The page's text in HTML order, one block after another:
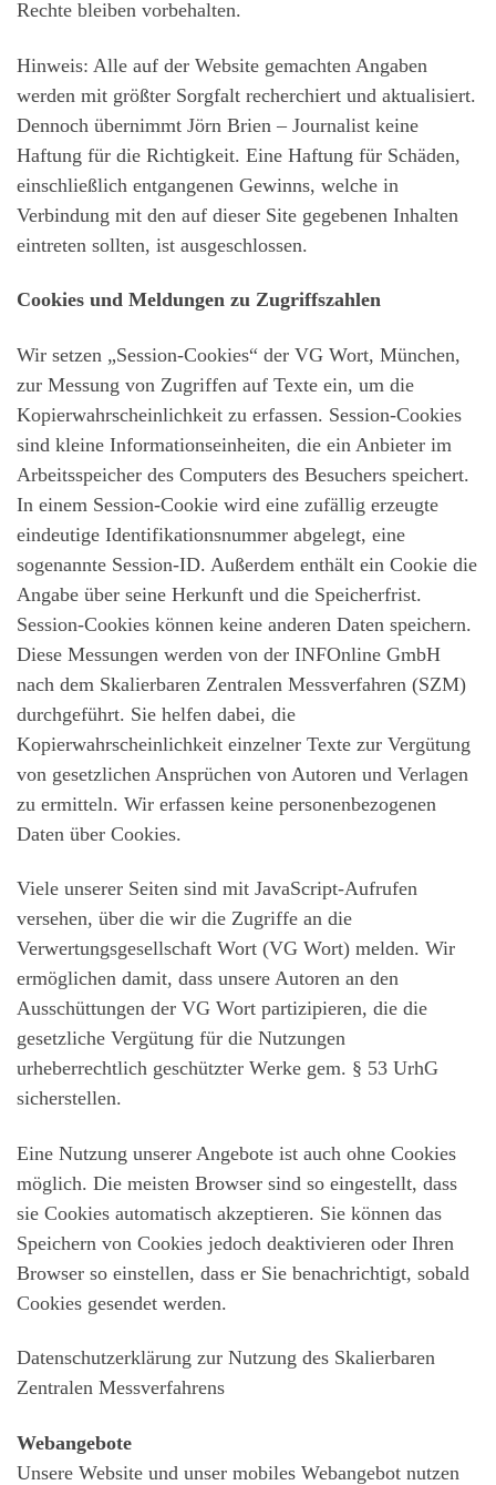
Rechte bleiben vorbehalten.
Hinweis: Alle auf der Website gemachten Angaben
werden mit größter Sorgfalt recherchiert und aktualisiert.
Dennoch übernimmt Jörn Brien – Journalist keine
Haftung für die Richtigkeit. Eine Haftung für Schäden,
einschließlich entgangenen Gewinns, welche in
Verbindung mit den auf dieser Site gegebenen Inhalten
eintreten sollten, ist ausgeschlossen.
Cookies und Meldungen zu Zugriffszahlen
Wir setzen „Session-Cookies“ der VG Wort, München,
zur Messung von Zugriffen auf Texte ein, um die
Kopierwahrscheinlichkeit zu erfassen. Session-Cookies
sind kleine Informationseinheiten, die ein Anbieter im
Arbeitsspeicher des Computers des Besuchers speichert.
In einem Session-Cookie wird eine zufällig erzeugte
eindeutige Identifikationsnummer abgelegt, eine
sogenannte Session-ID. Außerdem enthält ein Cookie die
Angabe über seine Herkunft und die Speicherfrist.
Session-Cookies können keine anderen Daten speichern.
Diese Messungen werden von der INFOnline GmbH
nach dem Skalierbaren Zentralen Messverfahren (SZM)
durchgeführt. Sie helfen dabei, die
Kopierwahrscheinlichkeit einzelner Texte zur Vergütung
von gesetzlichen Ansprüchen von Autoren und Verlagen
zu ermitteln. Wir erfassen keine personenbezogenen
Daten über Cookies.
Viele unserer Seiten sind mit JavaScript-Aufrufen
versehen, über die wir die Zugriffe an die
Verwertungsgesellschaft Wort (VG Wort) melden. Wir
ermöglichen damit, dass unsere Autoren an den
Ausschüttungen der VG Wort partizipieren, die die
gesetzliche Vergütung für die Nutzungen
urheberrechtlich geschützter Werke gem. § 53 UrhG
sicherstellen.
Eine Nutzung unserer Angebote ist auch ohne Cookies
möglich. Die meisten Browser sind so eingestellt, dass
sie Cookies automatisch akzeptieren. Sie können das
Speichern von Cookies jedoch deaktivieren oder Ihren
Browser so einstellen, dass er Sie benachrichtigt, sobald
Cookies gesendet werden.
Datenschutzerklärung zur Nutzung des Skalierbaren
Zentralen Messverfahrens
Webangebote
Unsere Website und unser mobiles Webangebot nutzen